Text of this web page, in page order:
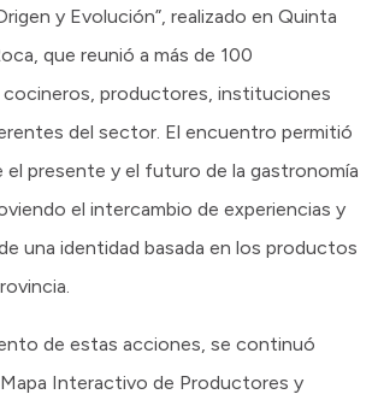
y Evolución”, realizado en Quinta
que reunió a más de 100
cocineros, productores, instituciones
del sector. El encuentro permitió
el presente y el futuro de la gastronomía
el intercambio de experiencias y
una identidad basada en los productos
de estas acciones, se continuó
Interactivo de Productores y